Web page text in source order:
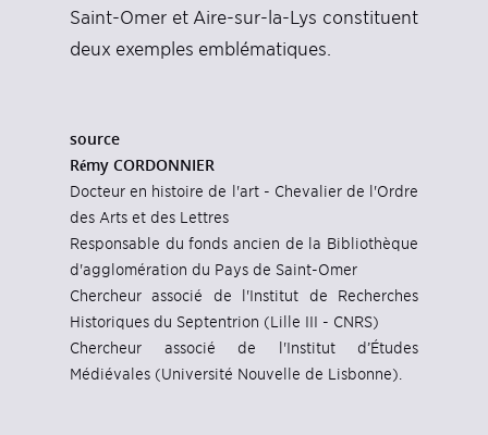
Saint-Omer et Aire-sur-la-Lys constituent
deux exemples emblématiques.
source
Rémy CORDONNIER
Docteur en histoire de l'art - Chevalier de l'Ordre
des Arts et des Lettres
Responsable du fonds ancien de la Bibliothèque
d'agglomération du Pays de Saint-Omer
Chercheur associé de l'Institut de Recherches
Historiques du Septentrion (Lille III - CNRS)
Chercheur associé de l'Institut d’Études
Médiévales (Université Nouvelle de Lisbonne).